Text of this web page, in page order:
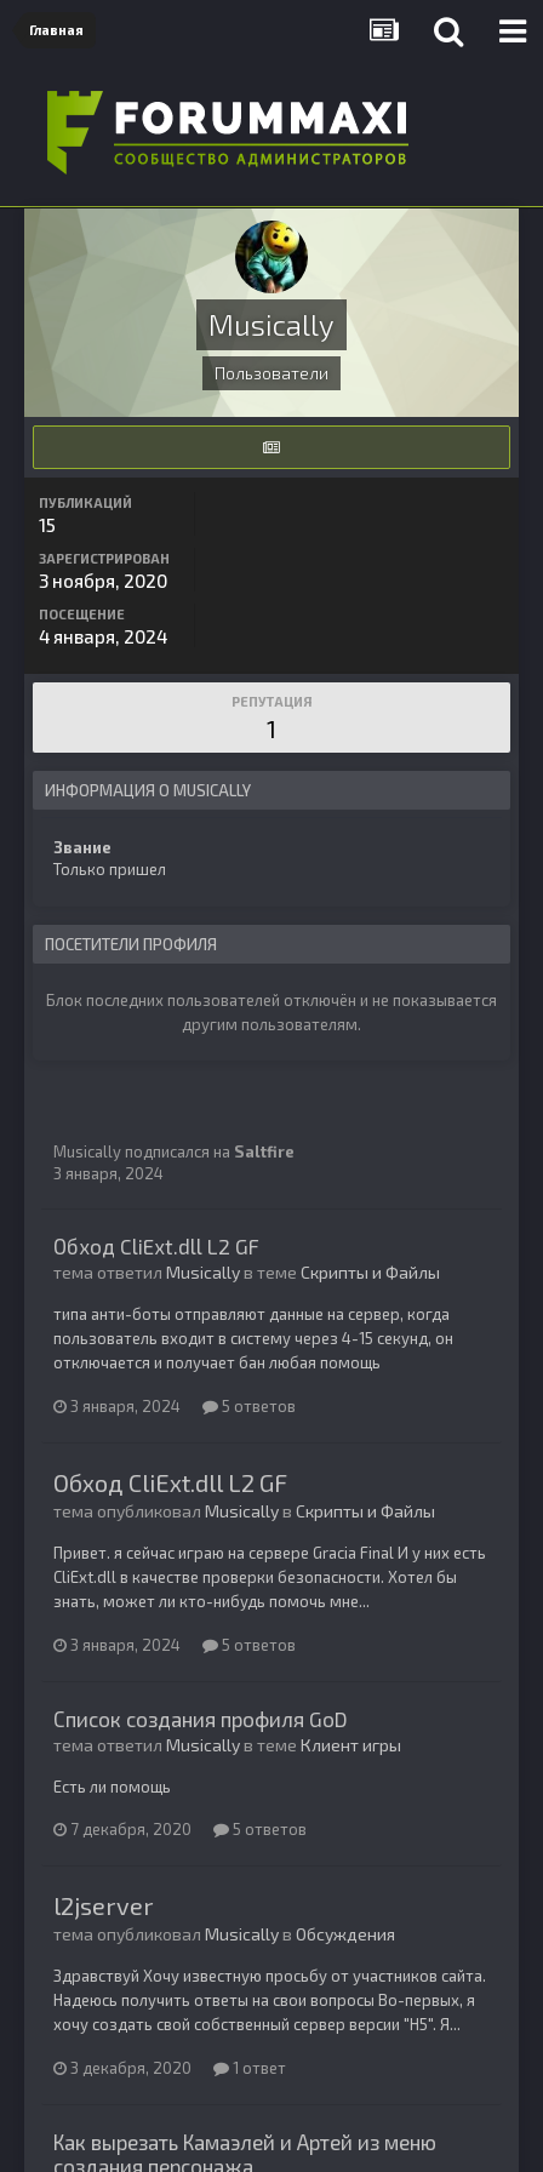
Главная
Musically
Пользователи
ПУБЛИКАЦИЙ
15
ЗАРЕГИСТРИРОВАН
3 ноября, 2020
ПОСЕЩЕНИЕ
4 января, 2024
РЕПУТАЦИЯ
1
ИНФОРМАЦИЯ О MUSICALLY
Звание
Только пришел
ПОСЕТИТЕЛИ ПРОФИЛЯ
Блок последних пользователей отключён и не показывается
другим пользователям.
Musically подписался на Saltfire
3 января, 2024
Обход CliExt.dll L2 GF
тема ответил Musicallyв теме Скрипты и Файлы
типа анти-боты отправляют данные на сервер, когда
пользователь входит в систему через 4-15 секунд, он
отключается и получает бан любая помощь
3 января, 2024 5 ответов
Обход CliExt.dll L2 GF
тема опубликовал Musicallyв Скрипты и Файлы
Привет. я сейчас играю на сервере Gracia Final И у них есть
CliExt.dll в качестве проверки безопасности. Хотел бы
знать, может ли кто-нибудь помочь мне...
3 января, 2024 5 ответов
Список создания профиля GoD
тема ответил Musicallyв теме Клиент игры
Есть ли помощь
7 декабря, 2020 5 ответов
l2jserver
тема опубликовал Musicallyв Обсуждения
Здравствуй Хочу известную просьбу от участников сайта.
Надеюсь получить ответы на свои вопросы Во-первых, я
хочу создать свой собственный сервер версии "H5". Я...
3 декабря, 2020 1 ответ
Как вырезать Камаэлей и Артей из меню
создания персонажа